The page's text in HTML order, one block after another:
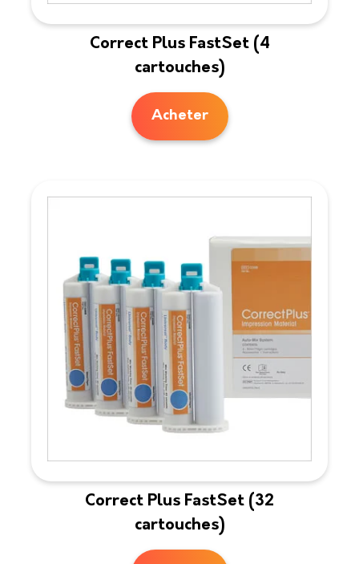
Correct Plus FastSet (4
cartouches)
Acheter
Correct Plus FastSet (32
cartouches)